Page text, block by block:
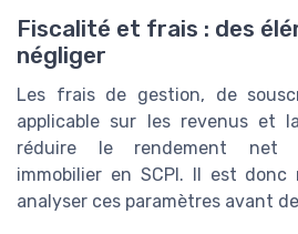
Fiscalité et frais : des
négliger
Les frais de gestion, de
applicable sur les revenus et
réduire le rendement net
immobilier en SCPI. Il est donc
analyser ces paramètres avant